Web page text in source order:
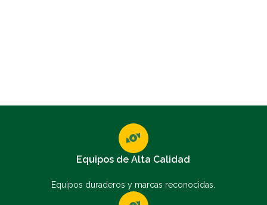
Equipos de Alta Calidad
Equipos duraderos y marcas reconocidas.